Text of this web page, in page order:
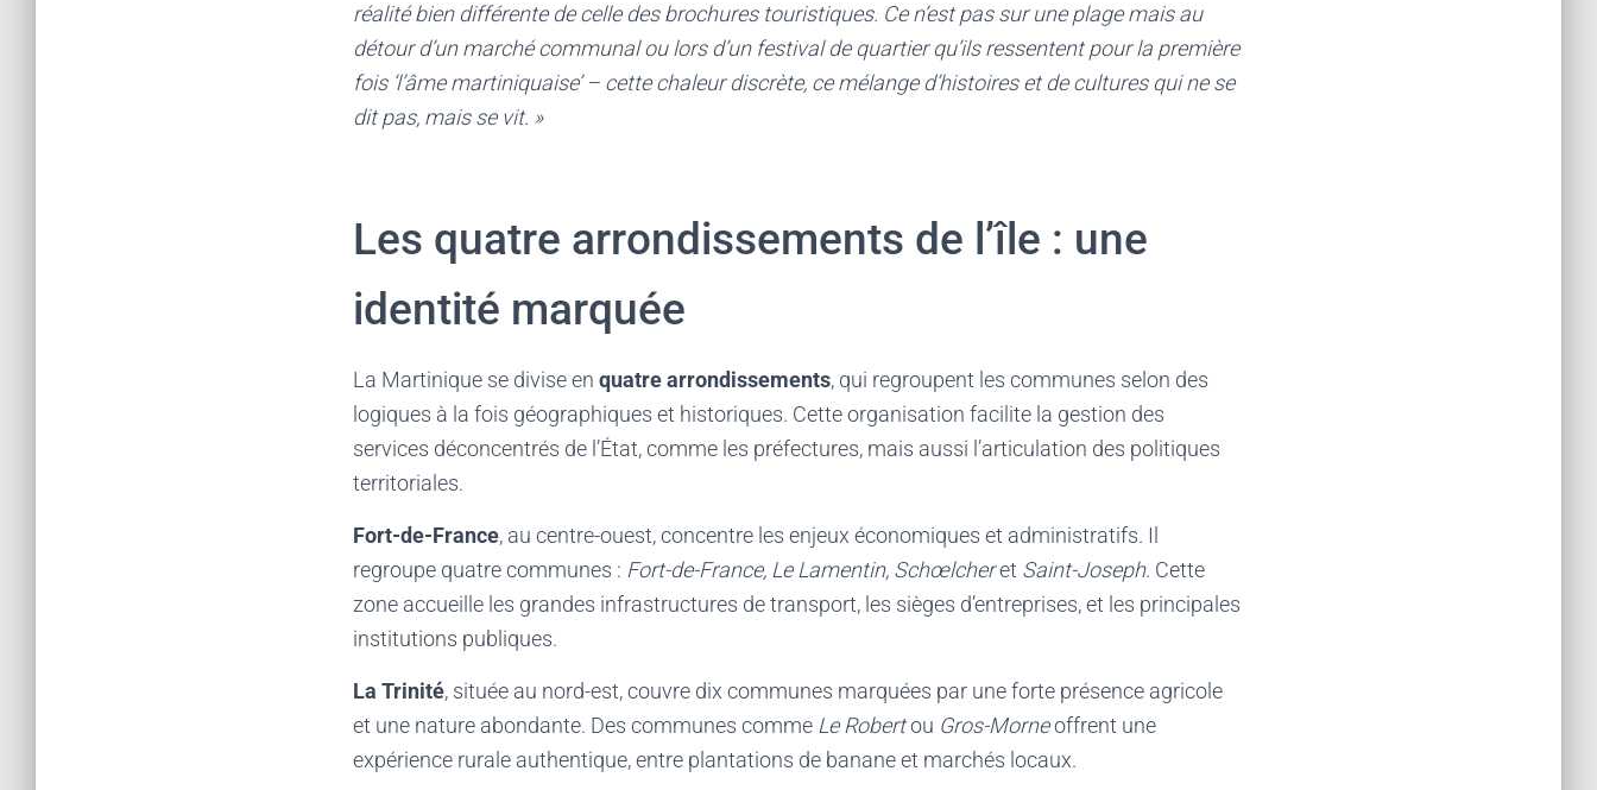
réalité bien différente de celle des brochures touristiques. Ce n’est pas sur une plage mais au
détour d’un marché communal ou lors d’un festival de quartier qu’ils ressentent pour la première
fois ‘l’âme martiniquaise’ – cette chaleur discrète, ce mélange d’histoires et de cultures qui ne se
dit pas, mais se vit. »
Les quatre arrondissements de l’île : une
identité marquée
La Martinique se divise en quatre arrondissements, qui regroupent les communes selon des
logiques à la fois géographiques et historiques. Cette organisation facilite la gestion des
services déconcentrés de l’État, comme les préfectures, mais aussi l’articulation des politiques
territoriales.
Fort-de-France, au centre-ouest, concentre les enjeux économiques et administratifs. Il
regroupe quatre communes : Fort-de-France, Le Lamentin, Schœlcheret Saint-Joseph. Cette
zone accueille les grandes infrastructures de transport, les sièges d’entreprises, et les principales
institutions publiques.
La Trinité, située au nord-est, couvre dix communes marquées par une forte présence agricole
et une nature abondante. Des communes comme Le Robertou Gros-Morneoffrent une
expérience rurale authentique, entre plantations de banane et marchés locaux.